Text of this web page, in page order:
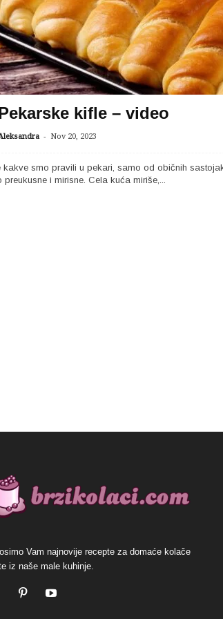
kifle – video
- Nov 20, 2023
kakve smo pravili u pekari, samo od običnih
preukusne i mirisne. Cela kuća miriše,...
Vam najnovije recepte za domaće kolače
iz naše male kuhinje.